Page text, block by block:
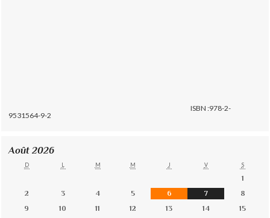
ISBN :978-2-
9531564-9-2
Août 2026
D L M M J V S
1
2
3 4 5 6 7
8
9
10 11 12 13 14
15